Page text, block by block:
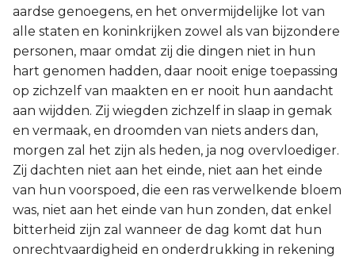
aardse genoegens, en het onvermijdelijke lot van
alle staten en koninkrijken zowel als van bijzondere
personen, maar omdat zij die dingen niet in hun
hart genomen hadden, daar nooit enige toepassing
op zichzelf van maakten en er nooit hun aandacht
aan wijdden. Zij wiegden zichzelf in slaap in gemak
en vermaak, en droomden van niets anders dan,
morgen zal het zijn als heden, ja nog overvloediger.
Zij dachten niet aan het einde, niet aan het einde
van hun voorspoed, die een ras verwelkende bloem
was, niet aan het einde van hun zonden, dat enkel
bitterheid zijn zal wanneer de dag komt dat hun
onrechtvaardigheid en onderdrukking in rekening